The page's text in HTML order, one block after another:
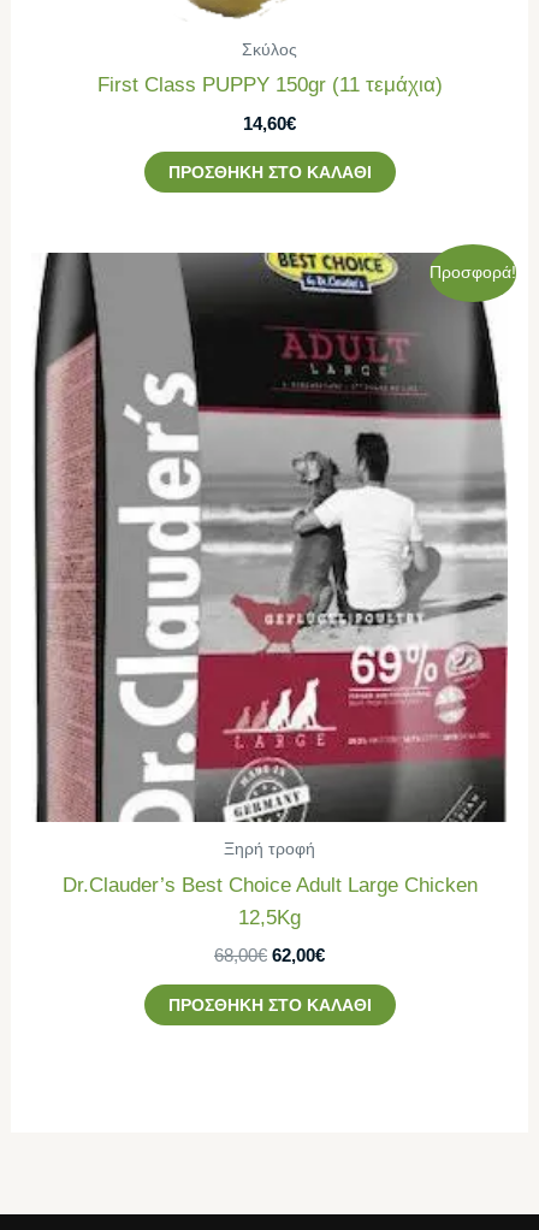
Σκύλος
First Class PUPPY 150gr (11 τεμάχια)
14,60€
ΠΡΟΣΘΉΚΗ ΣΤΟ ΚΑΛΆΘΙ
Προσφορά!
Ξηρή τροφή
Dr.Clauder’s Best Choice Adult Large Chicken
12,5Kg
68,00€
Original
price
68,00€.
62,00€
Η
τρέχουσα
είναι:
62,00€.
ΠΡΟΣΘΉΚΗ ΣΤΟ ΚΑΛΆΘΙ